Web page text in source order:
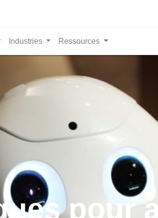
Industries Ressources
pour